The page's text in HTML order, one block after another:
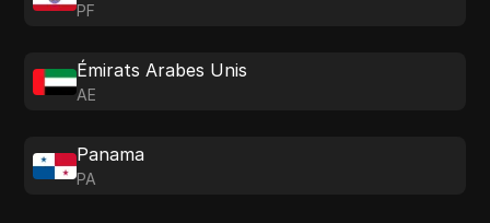
PF
Émirats Arabes Unis
AE
Panama
PA